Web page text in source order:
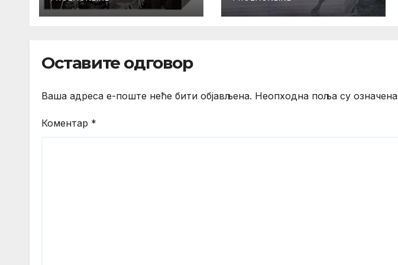
Оставите одговор
Ваша адреса е-поште неће бити објављена. Неопходна поља су означена
Коментар *